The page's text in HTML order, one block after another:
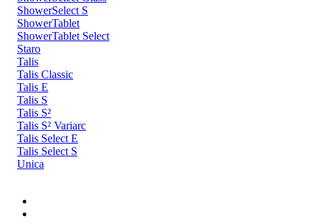
ShowerSelect S
ShowerTablet
ShowerTablet Select
Staro
Talis
Talis Classic
Talis E
Talis S
Talis S²
Talis S² Variarc
Talis Select E
Talis Select S
Unica